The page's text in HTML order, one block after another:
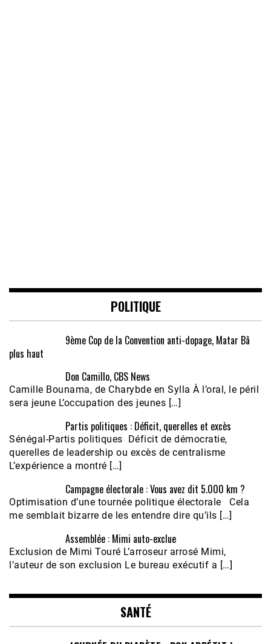
POLITIQUE
9ème Cop de la Convention anti-dopage, Matar Bâ
plus haut
Don Camillo, CBS News
Camille Bounama, de Charybde en Sylla À l’oral, le péril
sera jeune L’occupation des jeunes […]
Partis politiques : Déficit, querelles et excès
Sénégal-Partis politiques Déficit de démocratie,
querelles de leadership ou excès de centralisme
L’expérience a montré […]
Campagne électorale : Vous avez dit 5.000 km ?
Optimisation d’une tournée politique électorale Cela
me semblait bizarre de les entendre dire qu’ils […]
Assemblée : Mimi auto-exclue
Exclusion de Mimi Touré L’arroseur arrosé Mimi,
l’auteur de son exclusion Le bureau exécutif a […]
SANTÉ